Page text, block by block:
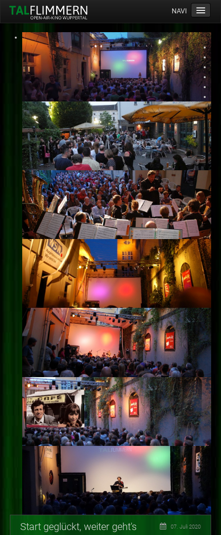
NAVI
Home
Programm
Service
Ticketinfos
Ort
Anreise
Wetter
Kinogutschein
Konzept
Archiv
Kontakt
Impressum
Datenschutz
Start geglückt, weiter geht's 07. Juli 2020